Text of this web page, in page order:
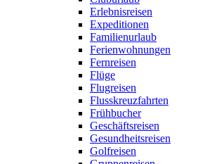
Erlebnisreisen
Expeditionen
Familienurlaub
Ferienwohnungen
Fernreisen
Flüge
Flugreisen
Flusskreuzfahrten
Frühbucher
Geschäftsreisen
Gesundheitsreisen
Golfreisen